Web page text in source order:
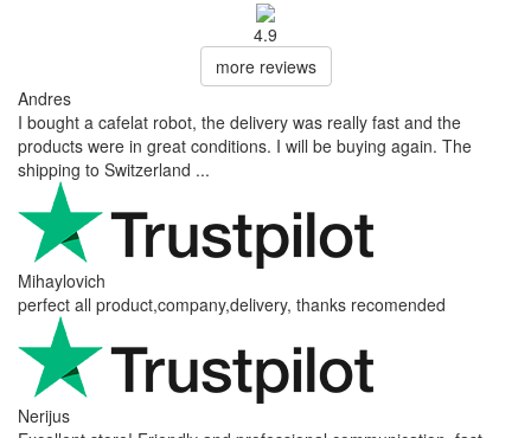
4.9
more reviews
Andres
I bought a cafelat robot, the delivery was really fast and the
products were in great conditions. I will be buying again. The
shipping to Switzerland ...
Mihaylovich
perfect all product,company,delivery, thanks recomended
Nerijus